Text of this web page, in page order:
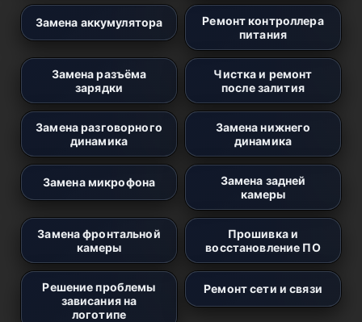
Замена аккумулятора
Ремонт контроллера
питания
Замена разъёма
зарядки
Чистка и ремонт
после залития
Замена разговорного
динамика
Замена нижнего
динамика
Замена микрофона
Замена задней
камеры
Замена фронтальной
камеры
Прошивка и
восстановление ПО
Решение проблемы
зависания на
логотипе
Ремонт сети и связи